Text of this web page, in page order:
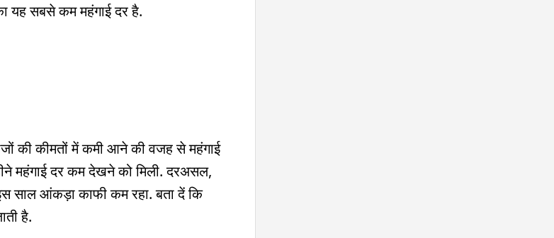
यह सबसे कम महंगाई दर है.
की कीमतों में कमी आने की वजह से महंगाई
महंगाई दर कम देखने को मिली. दरअसल,
साल आंकड़ा काफी कम रहा. बता दें कि
है.